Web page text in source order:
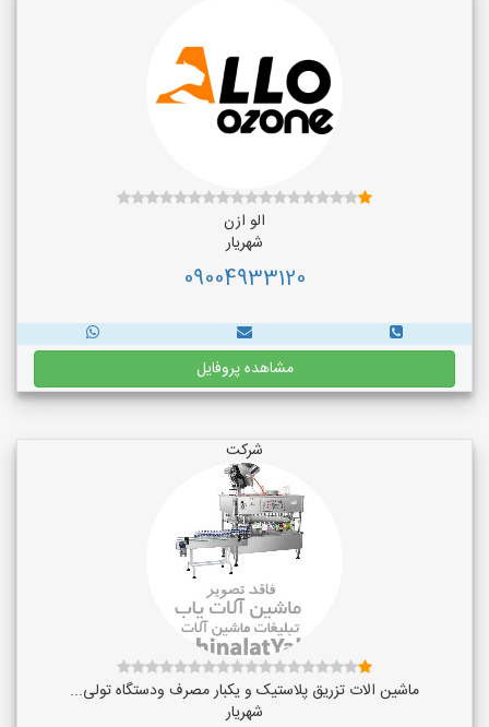
الو ازن
شهریار
09004933120
مشاهده پروفایل
شرکت
ماشین الات تزریق پلاستیک و یکبار مصرف ودستگاه تولی...
شهریار